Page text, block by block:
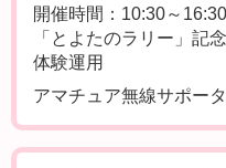
開催時間：10:30～16:30
「とよたのラリー」
体験運用
アマチュア無線サポー